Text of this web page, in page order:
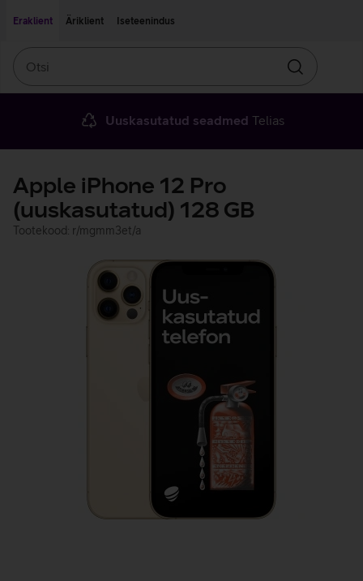
Eraklient
Äriklient Iseteenindus
Otsin
Uuskasutatud seadmed Telias
Apple iPhone 12 Pro
(uuskasutatud) 128 GB
Tootekood: r/mgmm3et/a